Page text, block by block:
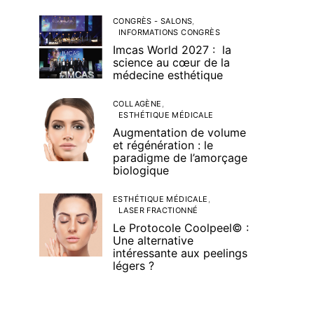
CONGRÈS - SALONS
INFORMATIONS CONGRÈS
Imcas World 2027 : la
science au cœur de la
médecine esthétique
COLLAGÈNE
ESTHÉTIQUE MÉDICALE
Augmentation de volume
et régénération : le
paradigme de l’amorçage
biologique
ESTHÉTIQUE MÉDICALE
LASER FRACTIONNÉ
Le Protocole Coolpeel© :
Une alternative
intéressante aux peelings
légers ?